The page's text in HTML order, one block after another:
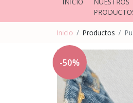
Inicio Productos
-50%